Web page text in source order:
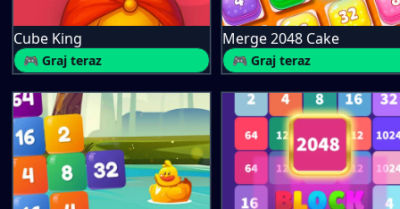
Cube King
🎮 Graj teraz
Merge 2048 Cake
🎮 Graj teraz